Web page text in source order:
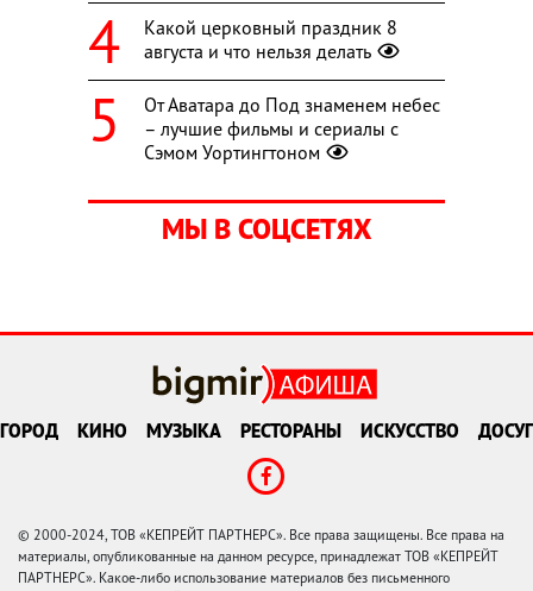
Какой церковный праздник 8
августа и что нельзя делать
От Аватара до Под знаменем небес
– лучшие фильмы и сериалы с
Сэмом Уортингтоном
МЫ В СОЦСЕТЯХ
ГОРОД КИНО МУЗЫКА РЕСТОРАНЫ ИСКУССТВО ДОСУГ
© 2000-2024, ТОВ «КЕПРЕЙТ ПАРТНЕРС». Все права защищены. Все права на
материалы, опубликованные на данном ресурсе, принадлежат ТОВ «КЕПРЕЙТ
ПАРТНЕРС». Какое-либо использование материалов без письменного